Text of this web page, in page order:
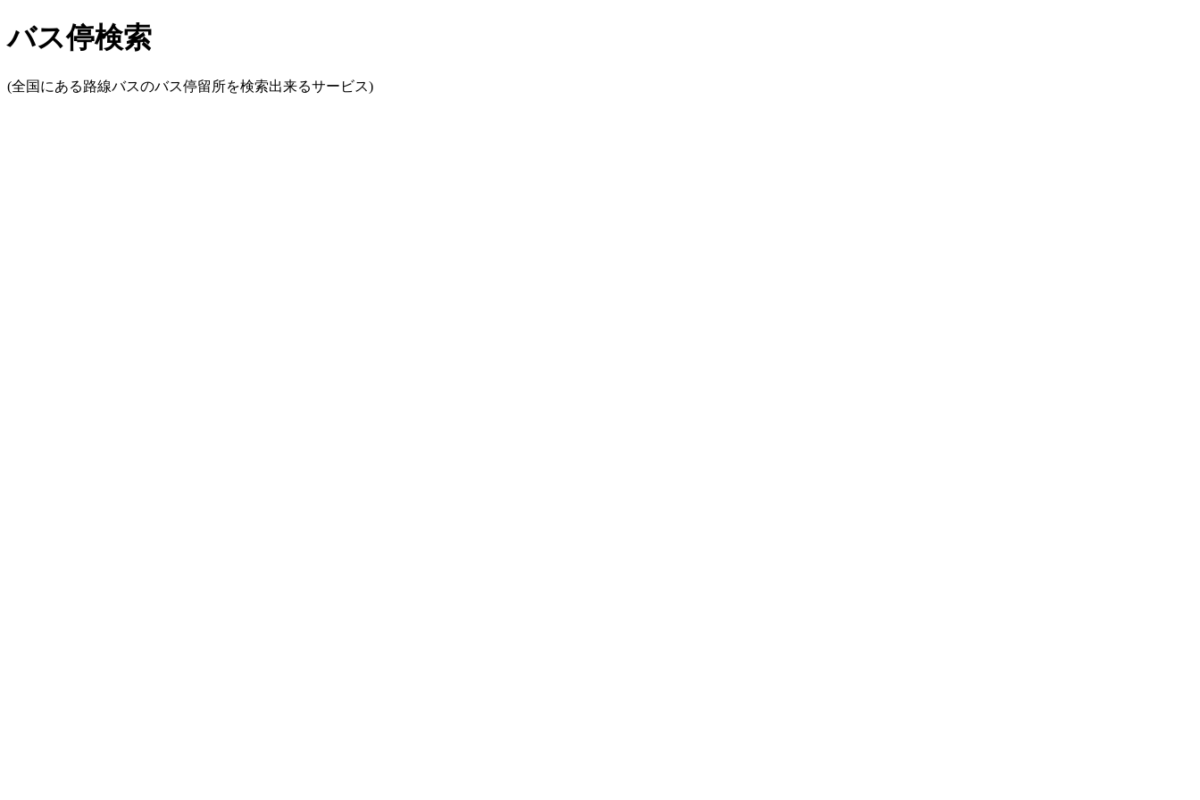
バス停検索
(全国にある路線バスのバス停留所を検索出来るサービス)